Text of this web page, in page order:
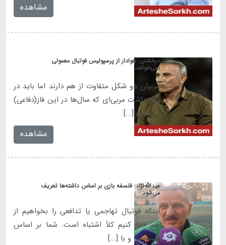
مشاهده
درخشان: هوادار از پرسپولیس فوتبال معمولی
نمی‌خواهد
مربیان دو شکل متفاوت از هم دارند اما باید در
نظر داشت مربی‌ای که سال‌ها در این فاز(دفاعی)
کار کرده [...]
مشاهده
عبدالله‌نژاد: فلسفه بازی بر اساس داشته‌ها تعریف
می‌شود
اینکه فوتبال تهاجمی یا تدافعی را بخواهیم از
هم جدا کنیم کلاً اشتباه است. شما بر اساس
فلسفه‌ات و با [...]